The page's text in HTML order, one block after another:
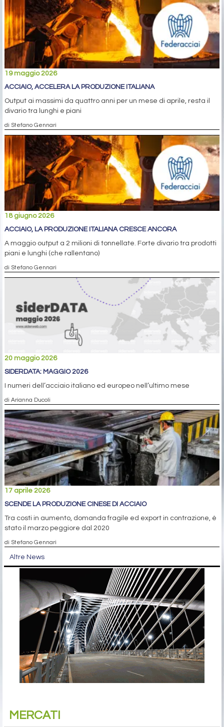
19 maggio 2026
ACCIAIO, ACCELERA LA PRODUZIONE ITALIANA
Output ai massimi da quattro anni per un mese di aprile, resta il
divario tra lunghi e piani
di Stefano Gennari
18 giugno 2026
ACCIAIO, LA PRODUZIONE ITALIANA CRESCE ANCORA
A maggio output a 2 milioni di tonnellate. Forte divario tra prodotti
piani e lunghi (che rallentano)
di Stefano Gennari
20 maggio 2026
SIDERDATA: MAGGIO 2026
I numeri dell’acciaio italiano ed europeo nell’ultimo mese
di Arianna Ducoli
17 aprile 2026
SCENDE LA PRODUZIONE CINESE DI ACCIAIO
Tra costi in aumento, domanda fragile ed export in contrazione, è
stato il marzo peggiore dal 2020
di Stefano Gennari
Altre News
MERCATI